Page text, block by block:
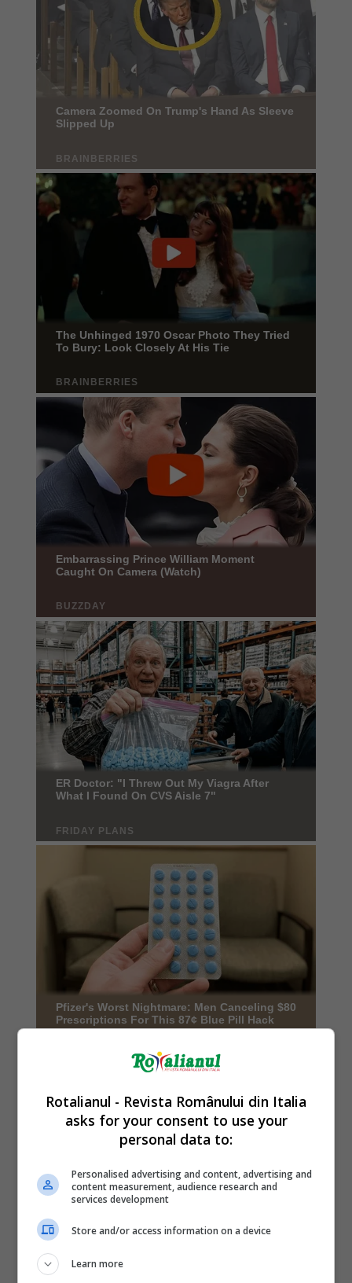
Rotalianul - Revista Românului din Italia
asks for your consent to use your
personal data to:
Personalised advertising and content, advertising and
content measurement, audience research and
services development
Store and/or access information on a device
Learn more